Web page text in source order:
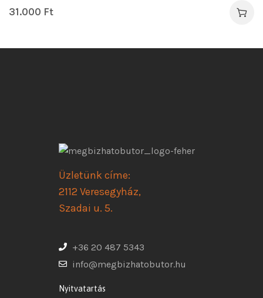
31.000 Ft
Üzletünk címe:
2112 Veresegyház,
Szadai u. 5.
+36 20 487 5343
info@megbizhatobutor.hu
Nyitvatartás